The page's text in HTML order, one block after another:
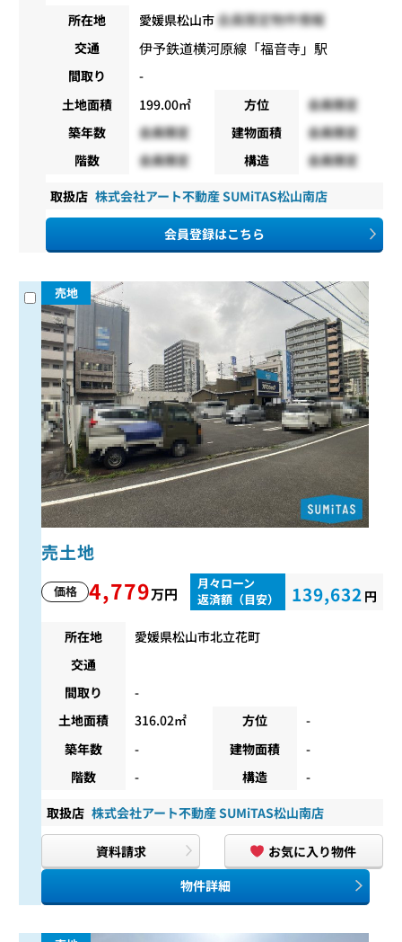
所在地 愛媛県松山市会員限定物件情報
交通 伊予鉄道横河原線 「福音寺」駅
間取り
-
土地面積
199.00㎡ 方位
会員限定
築年数
会員限定 建物面積
会員限定
階数
会員限定 構造 会員限定
取扱店 株式会社アート不動産 SUMiTAS松山南店
会員登録はこちら
売地
売土地
価格 4,779万円
月々ローン
返済額（目安）
139,632 円
所在地
愛媛県松山市北立花町
交通
間取り
-
土地面積
316.02㎡ 方位
-
築年数
- 建物面積
-
階数
- 構造 -
取扱店 株式会社アート不動産 SUMiTAS松山南店
資料請求
お気に入り物件
物件詳細